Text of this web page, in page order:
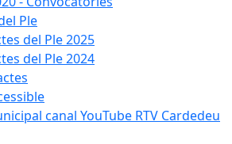
Ple
del Ple 2025
del Ple 2024
canal YouTube RTV Cardedeu